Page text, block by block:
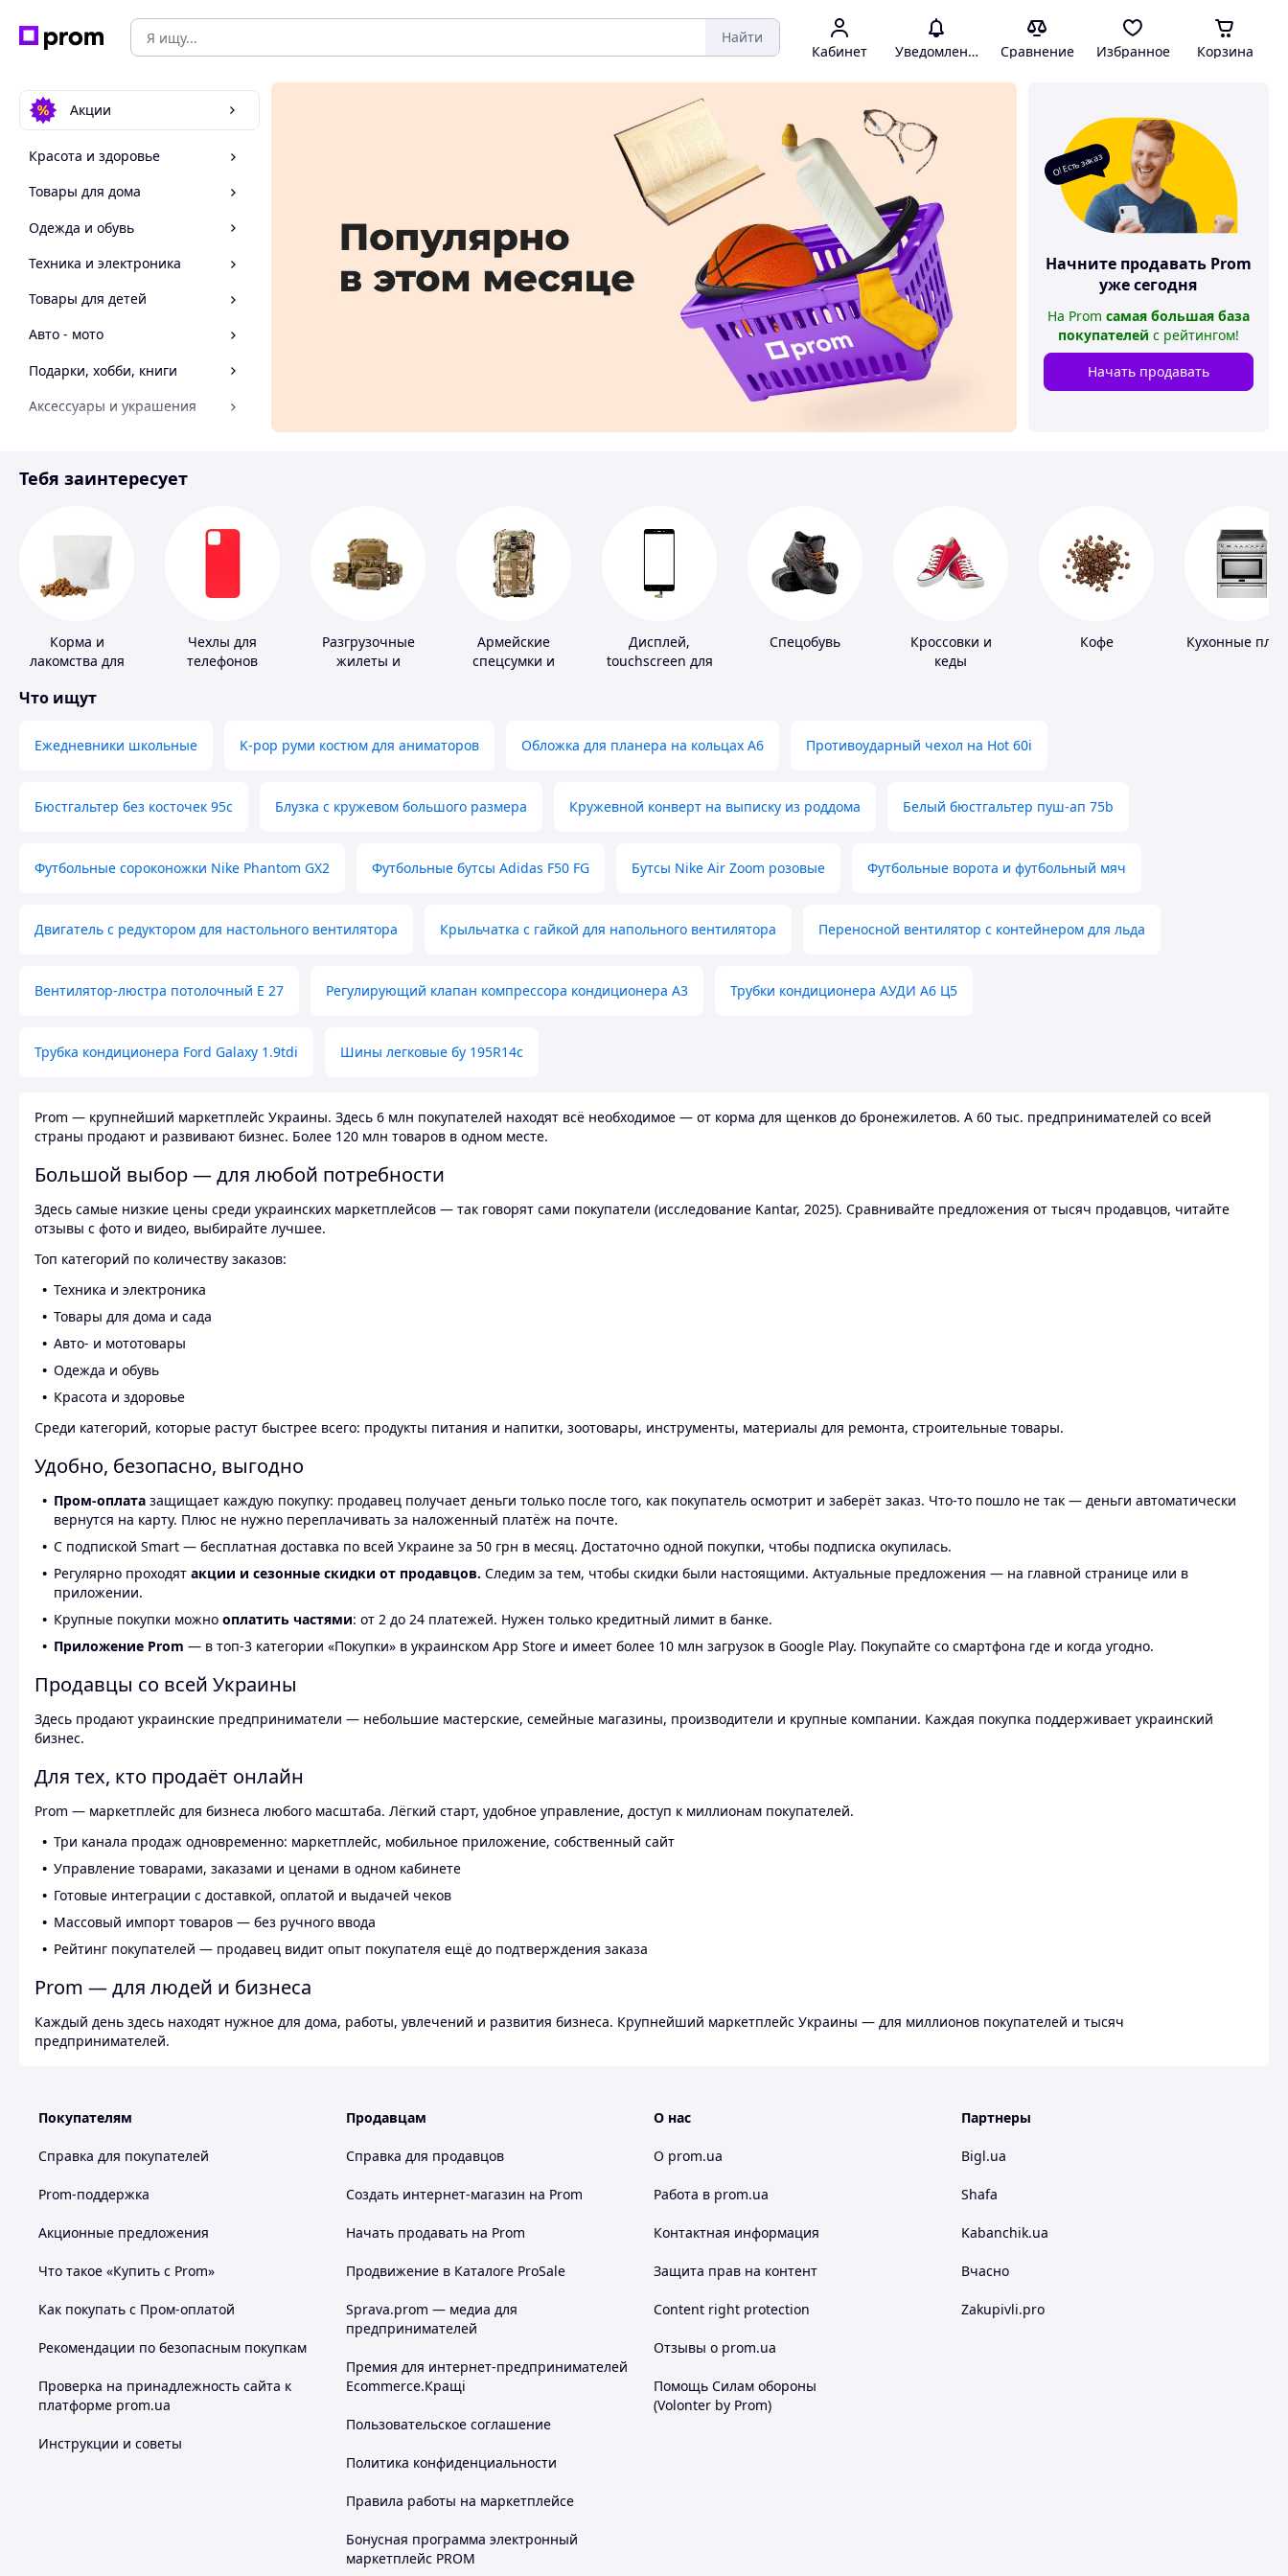
Найти
Кабинет Уведомления Сравнение Избранное Корзина
Акции
Красота и здоровье
Товары для дома
Одежда и обувь
Техника и электроника
Товары для детей
Авто - мото
Подарки, хобби, книги
Аксессуары и украшения
Спорт и отдых
О! Есть заказ
Начните продавать Prom
уже сегодня
На Prom самая большая база
покупателей с рейтингом!
Начать продавать
Тебя заинтересует
Корма и
лакомства для
животных и
Чехлы для
телефонов
Разгрузочные
жилеты и
Армейские
спецсумки и
Дисплей,
touchscreen для
Спецобувь
Кроссовки и
кеды
Кофе Кухонные
Что ищут
Ежедневники школьные K-pop руми костюм для аниматоров Обложка для планера на кольцах А6 Противоударный чехол на Hot 60i
Бюстгальтер без косточек 95с Блузка с кружевом большого размера Кружевной конверт на выписку из роддома Белый бюстгальтер пуш-ап 75b
Футбольные сороконожки Nike Phantom GX2 Футбольные бутсы Adidas F50 FG Бутсы Nike Air Zoom розовые Футбольные ворота и футбольный мяч
Двигатель с редуктором для настольного вентилятора Крыльчатка с гайкой для напольного вентилятора Переносной вентилятор с контейнером для льда
Вентилятор-люстра потолочный E 27 Регулирующий клапан компрессора кондиционера А3 Трубки кондиционера АУДИ А6 Ц5
Трубка кондиционера Ford Galaxy 1.9tdi Шины легковые бу 195R14c
Prom — крупнейший маркетплейс Украины. Здесь 6 млн покупателей находят всё необходимое — от корма для щенков до бронежилетов. А 60 тыс. предпринимателей со всей
страны продают и развивают бизнес. Более 120 млн товаров в одном месте.
Большой выбор — для любой потребности
Здесь самые низкие цены среди украинских маркетплейсов — так говорят сами покупатели (исследование Kantar, 2025). Сравнивайте предложения от тысяч продавцов, читайте
отзывы с фото и видео, выбирайте лучшее.
Топ категорий по количеству заказов:
Техника и электроника
Товары для дома и сада
Авто- и мототовары
Одежда и обувь
Красота и здоровье
Среди категорий, которые растут быстрее всего: продукты питания и напитки, зоотовары, инструменты, материалы для ремонта, строительные товары.
Удобно, безопасно, выгодно
Пром-оплата защищает каждую покупку: продавец получает деньги только после того, как покупатель осмотрит и заберёт заказ. Что-то пошло не так — деньги автоматически
вернутся на карту. Плюс не нужно переплачивать за наложенный платёж на почте.
С подпиской Smart — бесплатная доставка по всей Украине за 50 грн в месяц. Достаточно одной покупки, чтобы подписка окупилась.
Регулярно проходят акции и сезонные скидки от продавцов. Следим за тем, чтобы скидки были настоящими. Актуальные предложения — на главной странице или в
приложении.
Крупные покупки можно оплатить частями: от 2 до 24 платежей. Нужен только кредитный лимит в банке.
Приложение Prom — в топ-3 категории «Покупки» в украинском App Store и имеет более 10 млн загрузок в Google Play. Покупайте со смартфона где и когда угодно.
Продавцы со всей Украины
Здесь продают украинские предприниматели — небольшие мастерские, семейные магазины, производители и крупные компании. Каждая покупка поддерживает украинский
бизнес.
Для тех, кто продаёт онлайн
Prom — маркетплейс для бизнеса любого масштаба. Лёгкий старт, удобное управление, доступ к миллионам покупателей.
Три канала продаж одновременно: маркетплейс, мобильное приложение, собственный сайт
Управление товарами, заказами и ценами в одном кабинете
Готовые интеграции с доставкой, оплатой и выдачей чеков
Массовый импорт товаров — без ручного ввода
Рейтинг покупателей — продавец видит опыт покупателя ещё до подтверждения заказа
Prom — для людей и бизнеса
Каждый день здесь находят нужное для дома, работы, увлечений и развития бизнеса. Крупнейший маркетплейс Украины — для миллионов покупателей и тысяч
предпринимателей.
Покупателям
Справка для покупателей
Prom-поддержка
Акционные предложения
Что такое «Купить с Prom»
Как покупать с Пром-оплатой
Рекомендации по безопасным покупкам
Проверка на принадлежность сайта к
платформе prom.ua
Инструкции и советы
Продавцам
Справка для продавцов
Создать интернет-магазин на Prom
Начать продавать на Prom
Продвижение в Каталоге ProSale
Sprava.prom — медиа для
предпринимателей
Премия для интернет-предпринимателей
Ecommerce.Кращі
Пользовательское соглашение
Политика конфиденциальности
Правила работы на маркетплейсе
Бонусная программа электронный
маркетплейс PROM
О нас
О prom.ua
Работа в prom.ua
Контактная информация
Защита прав на контент
Content right protection
Отзывы о prom.ua
Помощь Силам обороны
(Volonter by Prom)
Партнеры
Bigl.ua
Shafa
Kabanchik.ua
Вчасно
Zakupivli.pro